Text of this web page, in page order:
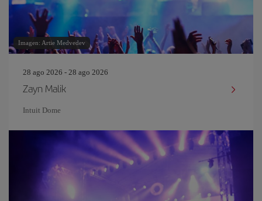
Imagen: Artie Medvedev
28 ago 2026 - 28 ago 2026
Zayn Malik
Intuit Dome